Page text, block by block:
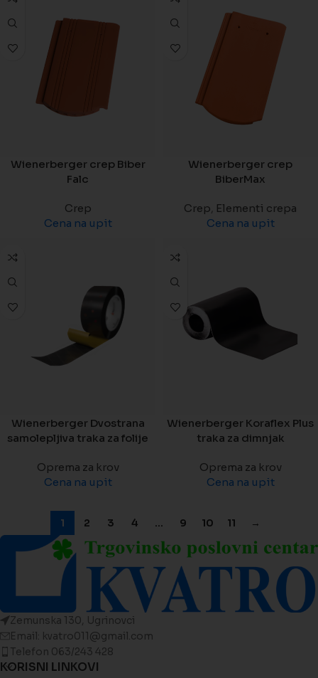
Wienerberger crep Biber
Falc
Crep
Cena na upit
Wienerberger crep
BiberMax
Crep Elementi crepa
Cena na upit
Wienerberger Dvostrana
samolepljiva traka za folije
Oprema za krov
Cena na upit
Wienerberger Koraflex Plus
traka za dimnjak
Oprema za krov
Cena na upit
1 2 3 4 … 9 10 11 →
Zemunska 130, Ugrinovci
Email: kvatro011@gmail.com
Telefon 063/243 428
KORISNI LINKOVI